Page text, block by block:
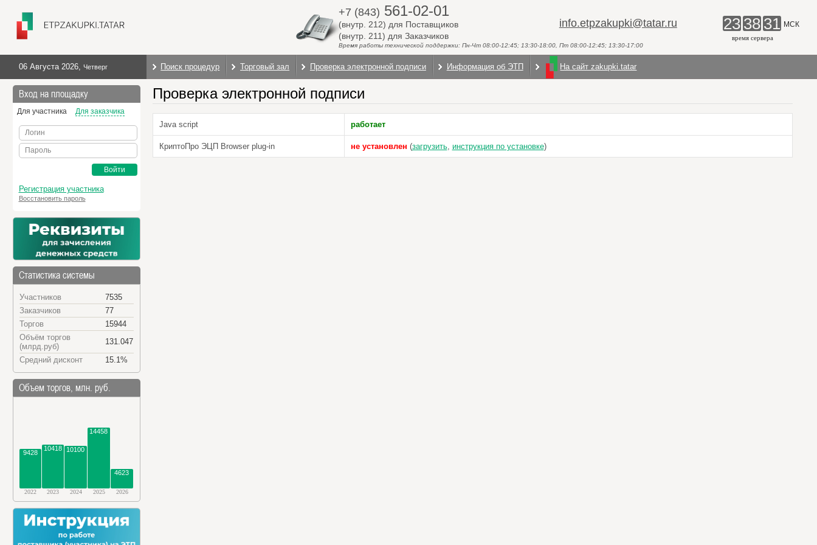
+7 (843) 561-02-01
(внутр. 212) для Поставщиков
(внутр. 211) для Заказчиков
info.etpzakupki@tatar.ru
Время работы технической поддержки: Пн-Чт 08:00-12:45; 13:30-18:00, Пт 08:00-12:45; 13:30-17:00
23 38 31 МСК
время сервера
06 Августа 2026, Четверг Поиск процедур Торговый зал Проверка электронной подписи Информация об ЭТП На сайт zakupki.tatar
Вход на площадку
Для участника Для заказчика
Логин
Пароль
Войти
Регистрация участника
Восстановить пароль
Статистика системы
Участников
7535
Заказчиков
77
Торгов
15944
Объём торгов
(млрд.руб)
131.047
Средний дисконт
15.1%
Объем торгов, млн. руб.
9428
10418 10100
14458
4623
2022 2023 2024 2025 2026
Проверка электронной подписи
Java script работает
КриптоПро ЭЦП Browser plug-in не установлен (загрузить, инструкция по установке)